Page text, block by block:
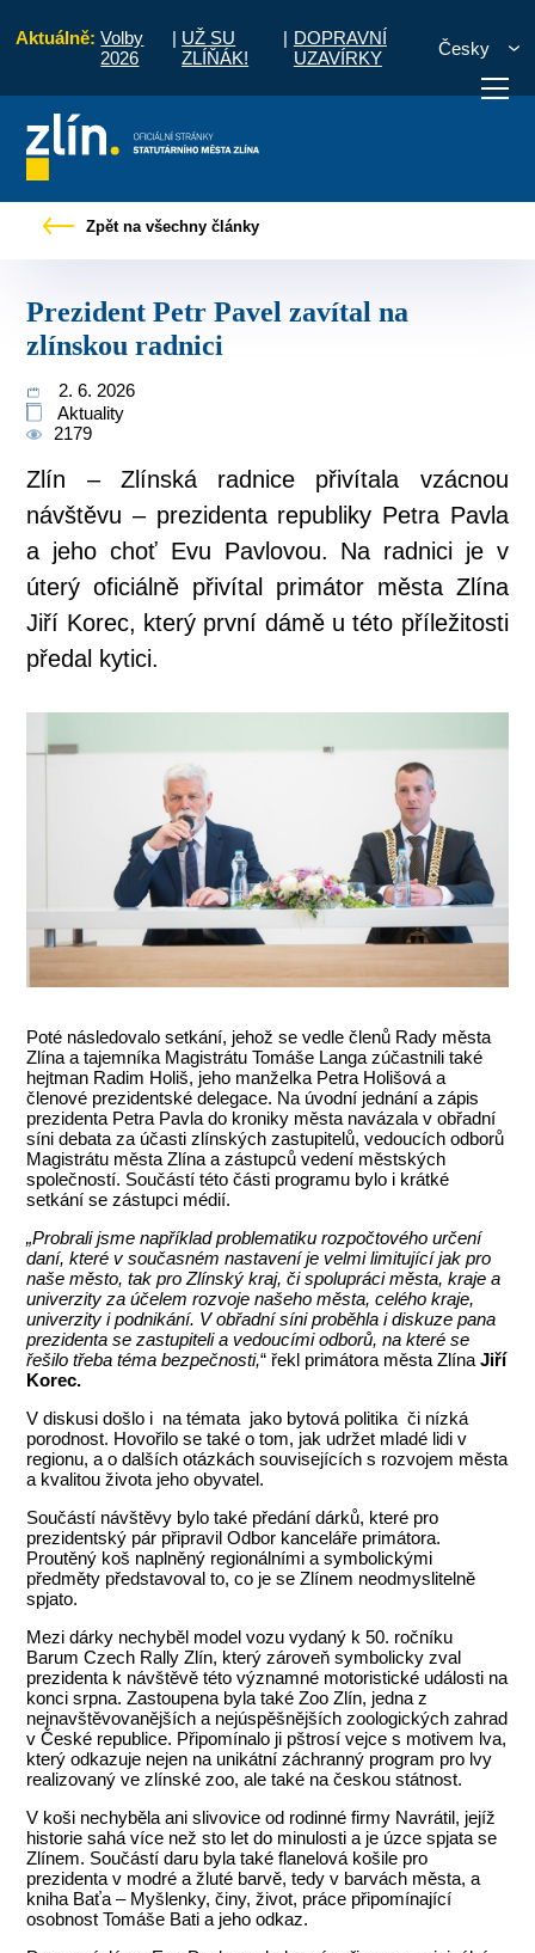
Aktuálně: Volby
2026
| UŽ SU
ZLÍŇÁK!
| DOPRAVNÍ
UZAVÍRKY
Česky
vyřídit Potřebuji zaplatit
Zpět na všechny články
Prezident Petr Pavel zavítal na
zlínskou radnici
2. 6. 2026
Aktuality
2179
Zlín – Zlínská radnice přivítala vzácnou
návštěvu – prezidenta republiky Petra Pavla
a jeho choť Evu Pavlovou. Na radnici je v
úterý oficiálně přivítal primátor města Zlína
Jiří Korec, který první dámě u této příležitosti
předal kytici.
Poté následovalo setkání, jehož se vedle členů Rady města
Zlína a tajemníka Magistrátu Tomáše Langa zúčastnili také
hejtman Radim Holiš, jeho manželka Petra Holišová a
členové prezidentské delegace. Na úvodní jednání a zápis
prezidenta Petra Pavla do kroniky města navázala v obřadní
síni debata za účasti zlínských zastupitelů, vedoucích odborů
Magistrátu města Zlína a zástupců vedení městských
společností. Součástí této části programu bylo i krátké
setkání se zástupci médií.
„Probrali jsme například problematiku rozpočtového určení
daní, které v současném nastavení je velmi limitující jak pro
naše město, tak pro Zlínský kraj, či spolupráci města, kraje a
univerzity za účelem rozvoje našeho města, celého kraje,
univerzity i podnikání. V obřadní síni proběhla i diskuze pana
prezidenta se zastupiteli a vedoucími odborů, na které se
řešilo třeba téma bezpečnosti,“ řekl primátora města ZlínaJiří
Korec.
V diskusi došlo i na témata jako bytová politika či nízká
porodnost. Hovořilo se také o tom, jak udržet mladé lidi v
regionu, a o dalších otázkách souvisejících s rozvojem města
a kvalitou života jeho obyvatel.
Součástí návštěvy bylo také předání dárků, které pro
prezidentský pár připravil Odbor kanceláře primátora.
Proutěný koš naplněný regionálními a symbolickými
předměty představoval to, co je se Zlínem neodmyslitelně
spjato.
Mezi dárky nechyběl model vozu vydaný k 50. ročníku
Barum Czech Rally Zlín, který zároveň symbolicky zval
prezidenta k návštěvě této významné motoristické události na
konci srpna. Zastoupena byla také Zoo Zlín, jedna z
nejnavštěvovanějších a nejúspěšnějších zoologických zahrad
v České republice. Připomínalo ji pštrosí vejce s motivem lva,
který odkazuje nejen na unikátní záchranný program pro lvy
realizovaný ve zlínské zoo, ale také na českou státnost.
V koši nechyběla ani slivovice od rodinné firmy Navrátil, jejíž
historie sahá více než sto let do minulosti a je úzce spjata se
Zlínem. Součástí daru byla také flanelová košile pro
prezidenta v modré a žluté barvě, tedy v barvách města, a
kniha Baťa – Myšlenky, činy, život, práce připomínající
osobnost Tomáše Bati a jeho odkaz.